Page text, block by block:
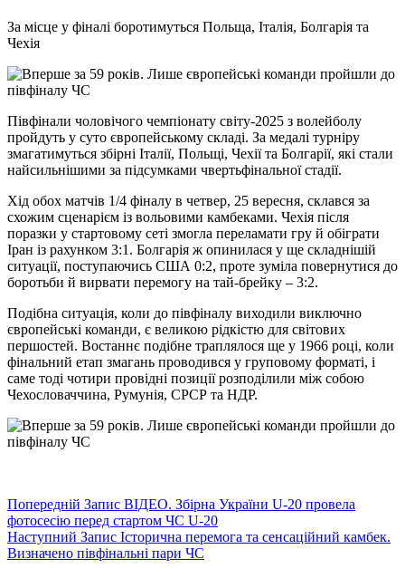
За місце у фіналі боротимуться Польща, Італія, Болгарія та
Чехія
Півфінали чоловічого чемпіонату світу-2025 з волейболу
пройдуть у суто європейському складі. За медалі турніру
змагатимуться збірні Італії, Польщі, Чехії та Болгарії, які стали
найсильнішими за підсумками чвертьфінальної стадії.
Хід обох матчів 1/4 фіналу в четвер, 25 вересня, склався за
схожим сценарієм із вольовими камбеками. Чехія після
поразки у стартовому сеті змогла переламати гру й обіграти
Іран із рахунком 3:1. Болгарія ж опинилася у ще складнішій
ситуації, поступаючись США 0:2, проте зуміла повернутися до
боротьби й вирвати перемогу на тай-брейку – 3:2.
Подібна ситуація, коли до півфіналу виходили виключно
європейські команди, є великою рідкістю для світових
першостей. Востаннє подібне траплялося ще у 1966 році, коли
фінальний етап змагань проводився у груповому форматі, і
саме тоді чотири провідні позиції розподілили між собою
Чехословаччина, Румунія, СРСР та НДР.
Попередній Запис ВІДЕО. Збірна України U-20 провела
фотосесію перед стартом ЧС U-20
Наступний Запис Історична перемога та сенсаційний камбек.
Визначено півфінальні пари ЧС